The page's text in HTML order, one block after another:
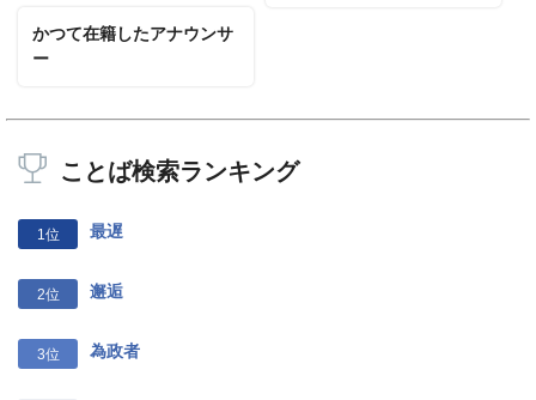
かつて在籍したアナウンサ
ー
ことば検索ランキング
1位 最遅
2位 邂逅
3位 為政者